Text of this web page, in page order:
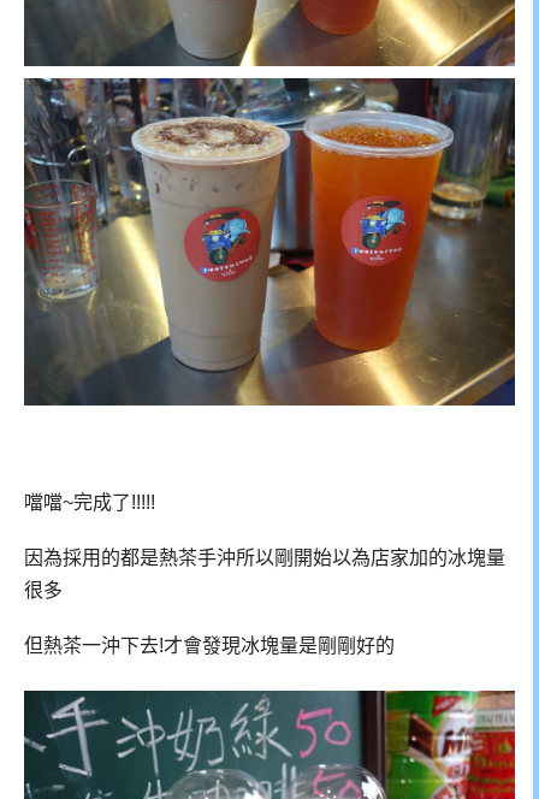
噹噹~完成了!!!!!
因為採用的都是熱茶手沖所以剛開始以為店家加的冰塊量
很多
但熱茶一沖下去!才會發現冰塊量是剛剛好的